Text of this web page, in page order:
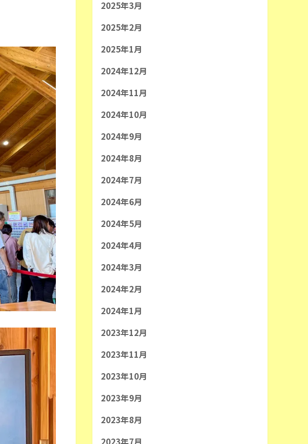
2025年3月
2025年2月
2025年1月
2024年12月
2024年11月
2024年10月
2024年9月
2024年8月
2024年7月
2024年6月
2024年5月
2024年4月
2024年3月
2024年2月
2024年1月
2023年12月
2023年11月
2023年10月
2023年9月
2023年8月
2023年7月